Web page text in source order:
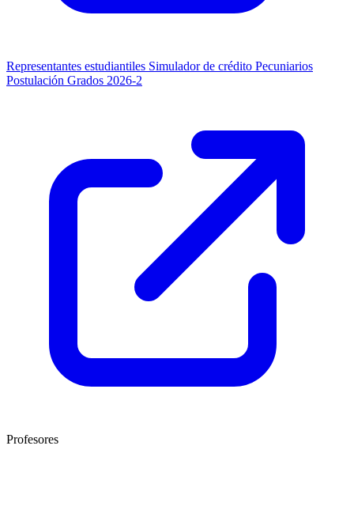
Representantes estudiantiles Simulador de crédito Pecuniarios
Postulación Grados 2026-2
Profesores